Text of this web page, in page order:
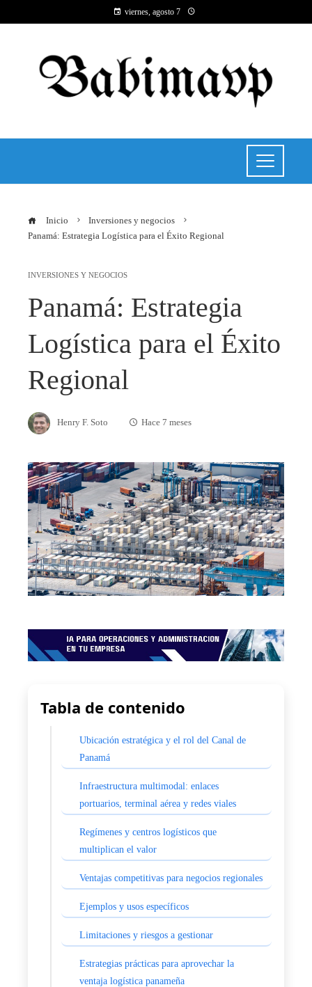
viernes, agosto 7
Inicio
Inversiones y negocios
Panamá: Estrategia Logística para el Éxito Regional
INVERSIONES Y NEGOCIOS
Panamá: Estrategia
Logística para el Éxito
Regional
Henry F. Soto Hace 7 meses
Tabla de contenido
Ubicación estratégica y el rol del Canal de
Panamá
Infraestructura multimodal: enlaces
portuarios, terminal aérea y redes viales
Regímenes y centros logísticos que
multiplican el valor
Ventajas competitivas para negocios regionales
Ejemplos y usos específicos
Limitaciones y riesgos a gestionar
Estrategias prácticas para aprovechar la
ventaja logística panameña